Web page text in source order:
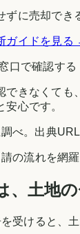
に売却でき
ガイドを見る
口で確認する
できなくても
心です。
べ。出典
の流れを網
、土地
受けると、